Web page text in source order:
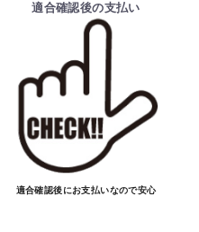
適合確認後の支払い
適合確認後にお支払いなので安心